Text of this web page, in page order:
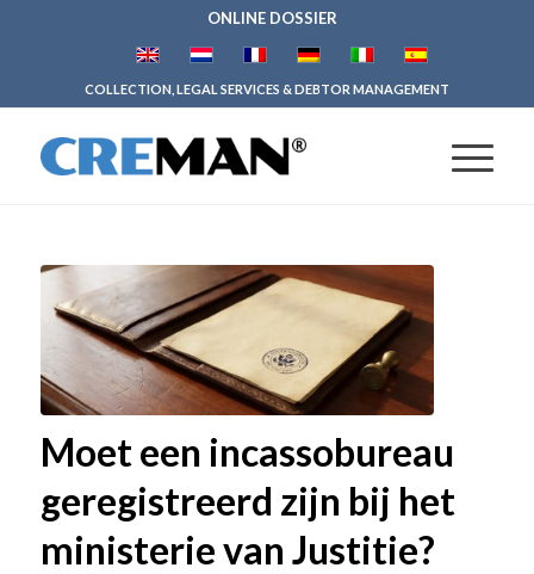
ONLINE DOSSIER
COLLECTION, LEGAL SERVICES & DEBTOR MANAGEMENT
Moet een incassobureau
geregistreerd zijn bij het
ministerie van Justitie?